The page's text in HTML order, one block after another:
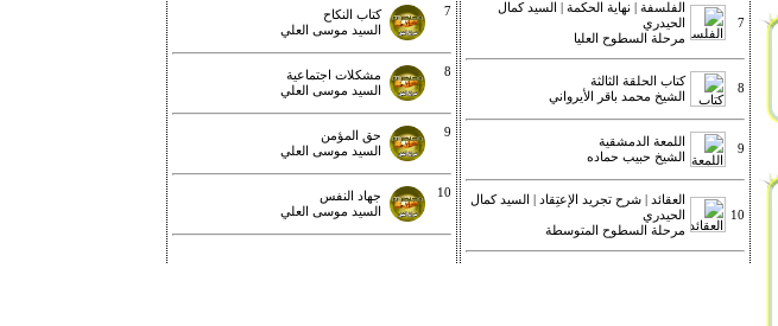
7
الفلسفة | نهاية الحكمة | السيد كمال
الحيدري
مرحلة السطوح العليا
8
كتاب الحلقة الثالثة
الشيخ محمد باقر الأيرواني
9
اللمعة الدمشقية
الشيخ حبيب حماده
10
العقائد | شرح تجريد الإعتِقاد | السيد كمال
الحيدري
مرحلة السطوح المتوسطة
7
كتاب النكاح
السيد موسى العلي
8
مشكلات اجتماعية
السيد موسى العلي
9
حق المؤمن
السيد موسى العلي
10
جهاد النفس
السيد موسى العلي